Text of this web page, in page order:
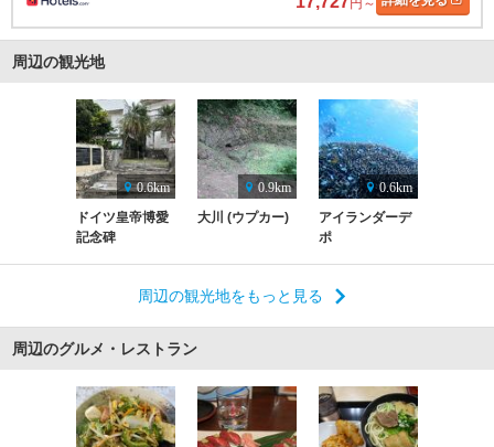
円～
周辺の観光地
0.6km
ドイツ皇帝博愛
記念碑
0.9km
大川 (ウプカー)
0.6km
アイランダーデ
ポ
周辺の観光地をもっと見る
周辺のグルメ・レストラン